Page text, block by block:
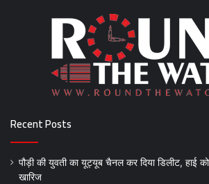
Recent Posts
पौड़ी की युवती का यूट्यूब चैनल कर दिया डिलीट, हाई
खारिज